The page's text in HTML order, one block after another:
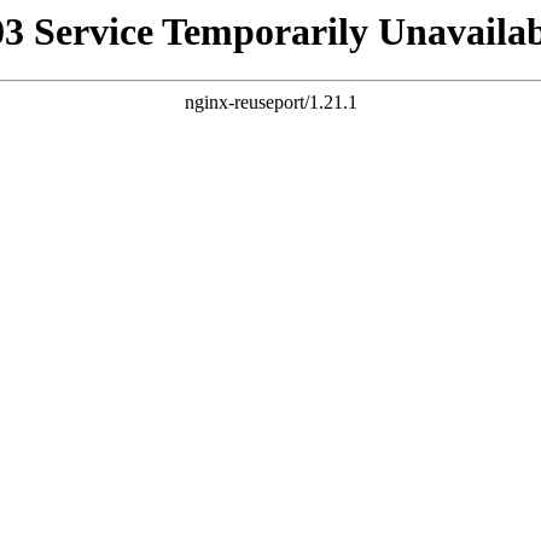
Service Temporarily
nginx-reuseport/1.21.1